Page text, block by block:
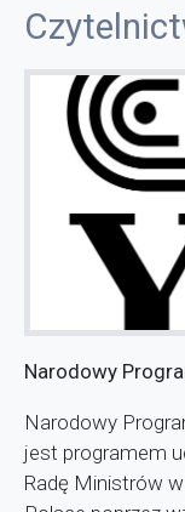
Narodowy
Narodowy
jest programem
Radę Ministrów